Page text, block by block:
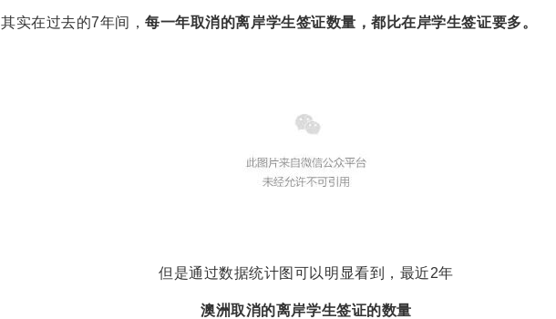
其实在过去的7年间，每一年取消的离岸学生签证数量，都比在岸学生签证要多。
但是通过数据统计图可以明显看到，最近2年
澳洲取消的离岸学生签证的数量